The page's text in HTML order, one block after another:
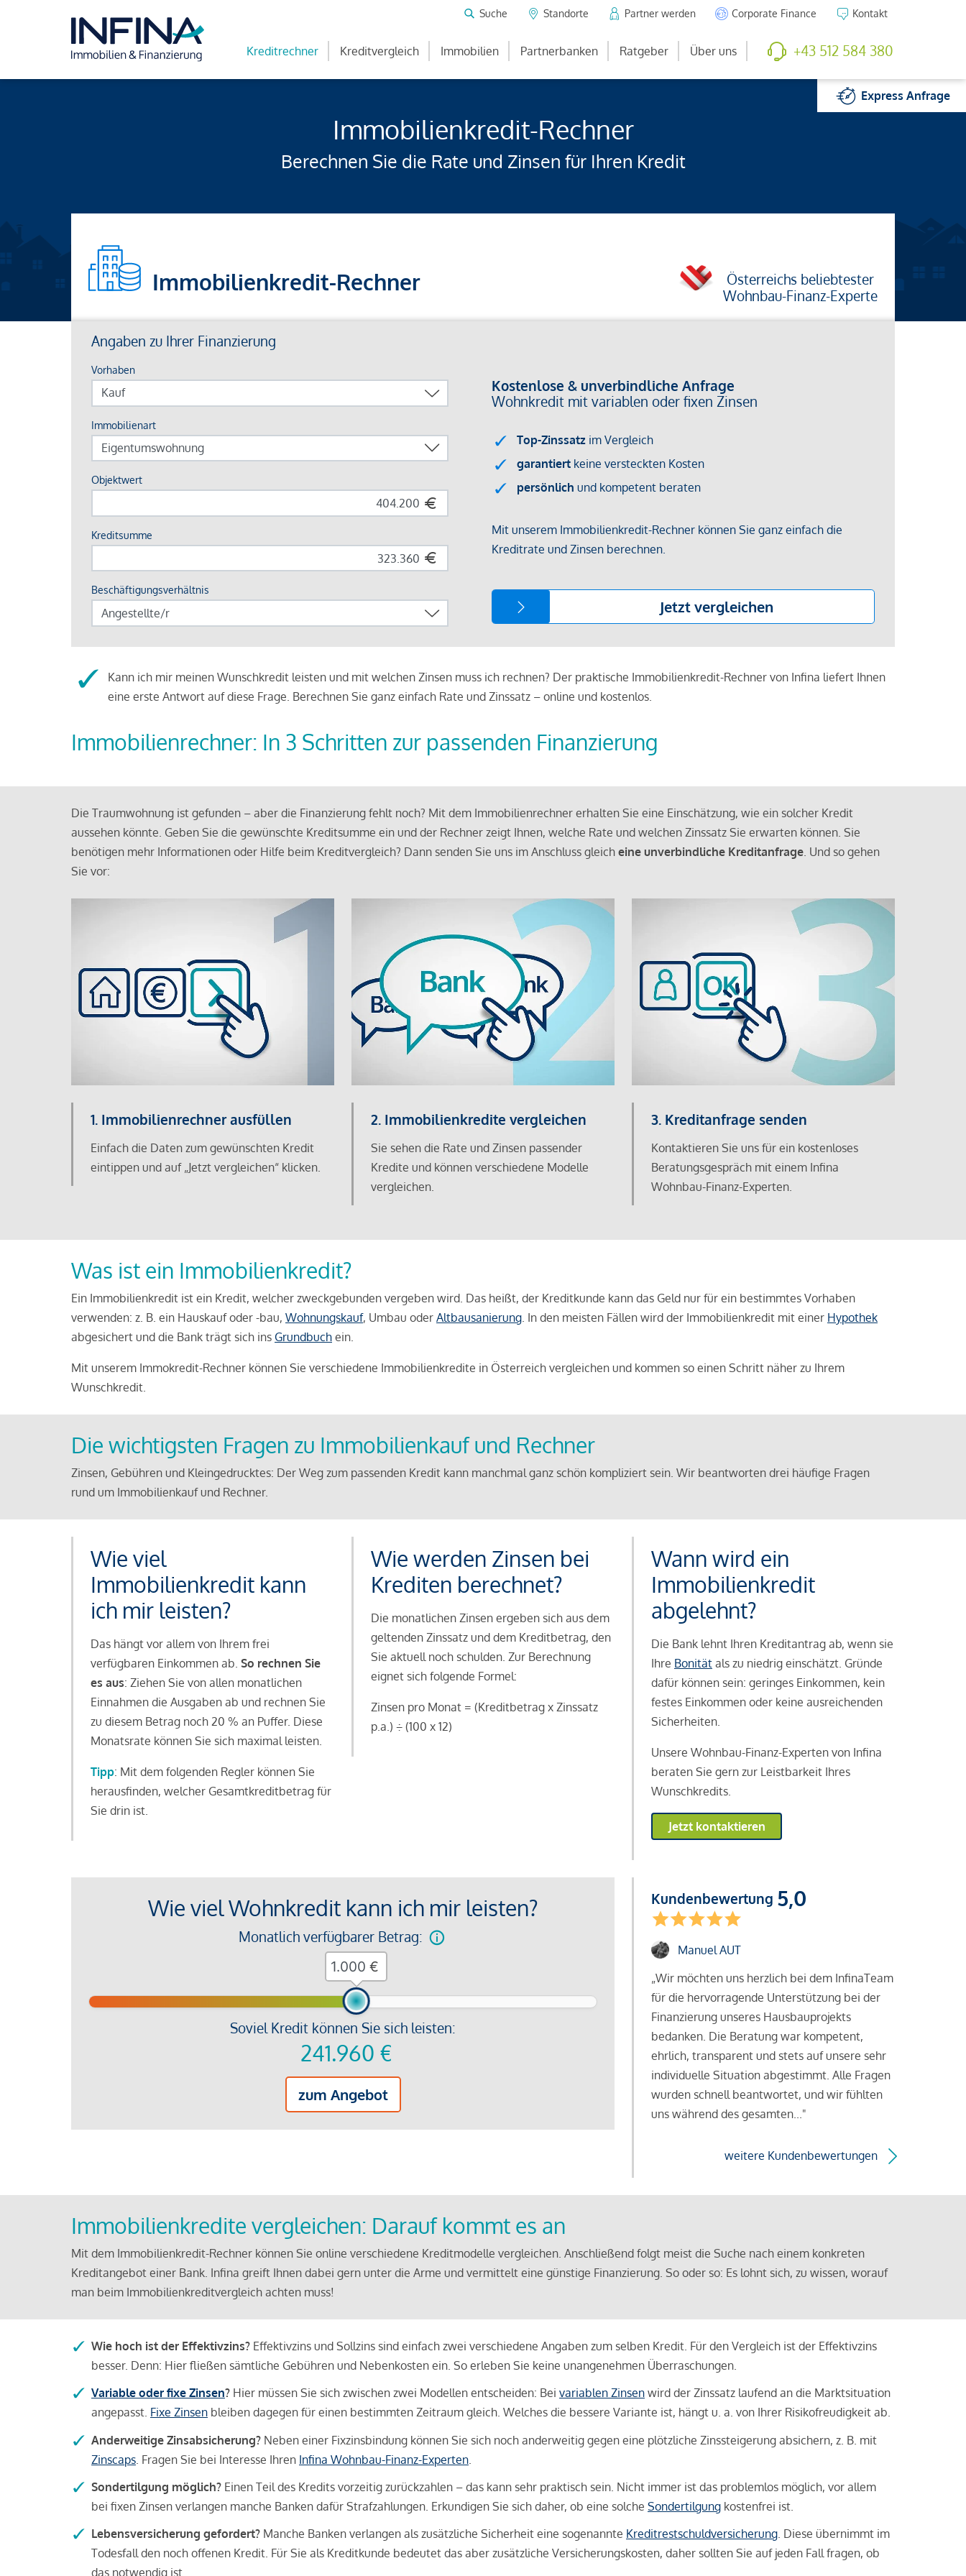
Suche Standorte Partner werden Corporate Finance Kontakt
Kreditrechner Kreditvergleich Immobilien Partnerbanken Ratgeber Über uns +43 512 584 380
ExpressAnfrage
Immobilienkredit-Rechner
Berechnen Sie die Rate und Zinsen für Ihren Kredit
Immobilienkredit-Rechner
Österreichs beliebtester
Wohnbau-Finanz-Experte
Kann ich mir meinen Wunschkredit leisten und mit welchen Zinsen muss ich rechnen? Der praktische Immobilienkredit-Rechner von Infina liefert Ihnen
eine erste Antwort auf diese Frage. Berechnen Sie ganz einfach Rate und Zinssatz – online und kostenlos.
Immobilienrechner: In 3 Schritten zur passenden Finanzierung
Die Traumwohnung ist gefunden – aber die Finanzierung fehlt noch? Mit dem Immobilienrechner erhalten Sie eine Einschätzung, wie ein solcher Kredit
aussehen könnte. Geben Sie die gewünschte Kreditsumme ein und der Rechner zeigt Ihnen, welche Rate und welchen Zinssatz Sie erwarten können. Sie
benötigen mehr Informationen oder Hilfe beim Kreditvergleich? Dann senden Sie uns im Anschluss gleich eine unverbindliche Kreditanfrage. Und so gehen
Sie vor:
1. Immobilienrechner ausfüllen
Einfach die Daten zum gewünschten Kredit
eintippen und auf „Jetzt vergleichen“ klicken.
2. Immobilienkredite vergleichen
Sie sehen die Rate und Zinsen passender
Kredite und können verschiedene Modelle
vergleichen.
3. Kreditanfrage senden
Kontaktieren Sie uns für ein kostenloses
Beratungsgespräch mit einem Infina
Wohnbau-Finanz-Experten.
Was ist ein Immobilienkredit?
Ein Immobilienkredit ist ein Kredit, welcher zweckgebunden vergeben wird. Das heißt, der Kreditkunde kann das Geld nur für ein bestimmtes Vorhaben
verwenden: z. B. ein Hauskauf oder -bau, Wohnungskauf, Umbau oder Altbausanierung. In den meisten Fällen wird der Immobilienkredit mit einer Hypothek
abgesichert und die Bank trägt sich ins Grundbuch ein.
Mit unserem Immokredit-Rechner können Sie verschiedene Immobilienkredite in Österreich vergleichen und kommen so einen Schritt näher zu Ihrem
Wunschkredit.
Die wichtigsten Fragen zu Immobilienkauf und Rechner
Zinsen, Gebühren und Kleingedrucktes: Der Weg zum passenden Kredit kann manchmal ganz schön kompliziert sein. Wir beantworten drei häufige Fragen
rund um Immobilienkauf und Rechner.
Wie viel
Immobilienkredit kann
ich mir leisten?
Das hängt vor allem von Ihrem frei
verfügbaren Einkommen ab. So rechnen Sie
es aus: Ziehen Sie von allen monatlichen
Einnahmen die Ausgaben ab und rechnen Sie
zu diesem Betrag noch 20 % an Puffer. Diese
Monatsrate können Sie sich maximal leisten.
Tipp: Mit dem folgenden Regler können Sie
herausfinden, welcher Gesamtkreditbetrag für
Sie drin ist.
Wie werden Zinsen bei
Krediten berechnet?
Die monatlichen Zinsen ergeben sich aus dem
geltenden Zinssatz und dem Kreditbetrag, den
Sie aktuell noch schulden. Zur Berechnung
eignet sich folgende Formel:
Zinsen pro Monat = (Kreditbetrag x Zinssatz
p.a.) ÷ (100 x 12)
Wann wird ein
Immobilienkredit
abgelehnt?
Die Bank lehnt Ihren Kreditantrag ab, wenn sie
Ihre Bonitätals zu niedrig einschätzt. Gründe
dafür können sein: geringes Einkommen, kein
festes Einkommen oder keine ausreichenden
Sicherheiten.
Unsere Wohnbau-Finanz-Experten von Infina
beraten Sie gern zur Leistbarkeit Ihres
Wunschkredits.
Jetzt kontaktieren
Wie viel Wohnkredit kann ich mir leisten?
Monatlich verfügbarer Betrag:
Soviel Kredit können Sie sich leisten:
241.960 €
zum Angebot
€
Kundenbewertung 5,0
Manuel AUT
„Wir möchten uns herzlich bei dem InfinaTeam
für die hervorragende Unterstützung bei der
Finanzierung unseres Hausbauprojekts
bedanken. Die Beratung war kompetent,
ehrlich, transparent und stets auf unsere sehr
individuelle Situation abgestimmt. Alle Fragen
wurden schnell beantwortet, und wir fühlten
uns während des gesamten..."
weitere Kundenbewertungen
Immobilienkredite vergleichen: Darauf kommt es an
Mit dem Immobilienkredit-Rechner können Sie online verschiedene Kreditmodelle vergleichen. Anschließend folgt meist die Suche nach einem konkreten
Kreditangebot einer Bank. Infina greift Ihnen dabei gern unter die Arme und vermittelt eine günstige Finanzierung. So oder so: Es lohnt sich, zu wissen, worauf
man beim Immobilienkreditvergleich achten muss!
Wie hoch ist der Effektivzins? Effektivzins und Sollzins sind einfach zwei verschiedene Angaben zum selben Kredit. Für den Vergleich ist der Effektivzins
besser. Denn: Hier fließen sämtliche Gebühren und Nebenkosten ein. So erleben Sie keine unangenehmen Überraschungen.
Variable oder fixe Zinsen? Hier müssen Sie sich zwischen zwei Modellen entscheiden: Bei variablen Zinsen wird der Zinssatz laufend an die Marktsituation
angepasst. Fixe Zinsen bleiben dagegen für einen bestimmten Zeitraum gleich. Welches die bessere Variante ist, hängt u. a. von Ihrer Risikofreudigkeit ab.
Anderweitige Zinsabsicherung? Neben einer Fixzinsbindung können Sie sich noch anderweitig gegen eine plötzliche Zinssteigerung absichern, z. B. mit
Zinscaps . Fragen Sie bei Interesse Ihren Infina Wohnbau-Finanz-Experten
Sondertilgung möglich? Einen Teil des Kredits vorzeitig zurückzahlen – das kann sehr praktisch sein. Nicht immer ist das problemlos möglich, vor allem
bei fixen Zinsen verlangen manche Banken dafür Strafzahlungen. Erkundigen Sie sich daher, ob eine solche Sondertilgung kostenfrei ist.
Lebensversicherung gefordert? Manche Banken verlangen als zusätzliche Sicherheit eine sogenannte Kreditrestschuldversicherung . Diese übernimmt im
Todesfall den noch offenen Kredit. Für Sie als Kreditkunde bedeutet das aber zusätzliche Versicherungskosten, daher sollten Sie auf jeden Fall fragen, ob
das notwendig ist.